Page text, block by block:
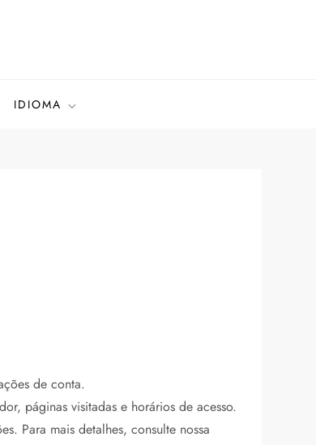
IDIOMA
de conta.
páginas visitadas e horários de acesso.
Para mais detalhes, consulte nossa